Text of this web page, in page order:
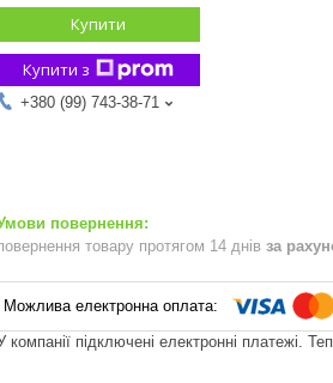
Купити
Купити з
+380 (99) 743-38-71
товару протягом 14 днів за
компанії підключені електронні платежі.